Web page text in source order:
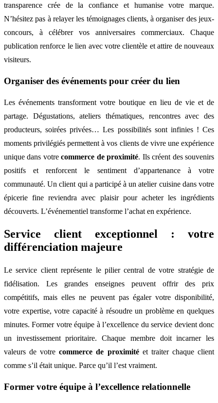
transparence crée de la confiance et humanise votre marque.
N’hésitez pas à relayer les témoignages clients, à organiser des jeux-
concours, à célébrer vos anniversaires commerciaux. Chaque
publication renforce le lien avec votre clientèle et attire de nouveaux
visiteurs.
Organiser des événements pour créer du lien
Les événements transforment votre boutique en lieu de vie et de
partage. Dégustations, ateliers thématiques, rencontres avec des
producteurs, soirées privées… Les possibilités sont infinies ! Ces
moments privilégiés permettent à vos clients de vivre une expérience
unique dans votrecommerce de proximité. Ils créent des souvenirs
positifs et renforcent le sentiment d’appartenance à votre
communauté. Un client qui a participé à un atelier cuisine dans votre
épicerie fine reviendra avec plaisir pour acheter les ingrédients
découverts. L’événementiel transforme l’achat en expérience.
Service client exceptionnel : votre
différenciation majeure
Le service client représente le pilier central de votre stratégie de
fidélisation. Les grandes enseignes peuvent offrir des prix
compétitifs, mais elles ne peuvent pas égaler votre disponibilité,
votre expertise, votre capacité à résoudre un problème en quelques
minutes. Former votre équipe à l’excellence du service devient donc
un investissement prioritaire. Chaque membre doit incarner les
valeurs de votrecommerce de proximitéet traiter chaque client
comme s’il était unique. Parce qu’il l’est vraiment.
Former votre équipe à l’excellence relationnelle